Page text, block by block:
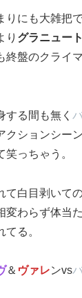
りにも大雑把
り グラニュート
終盤のクライ
する間も無く
クションシー
笑っちゃう。
て白目剥いて
変わらず体当
る。
＆ ヴァレンvs